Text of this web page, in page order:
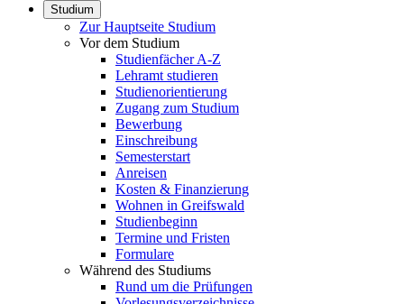
Studium
Zur Hauptseite Studium
Vor dem Studium
Studienfächer A-Z
Lehramt studieren
Studienorientierung
Zugang zum Studium
Bewerbung
Einschreibung
Semesterstart
Anreisen
Kosten & Finanzierung
Wohnen in Greifswald
Studienbeginn
Termine und Fristen
Formulare
Während des Studiums
Rund um die Prüfungen